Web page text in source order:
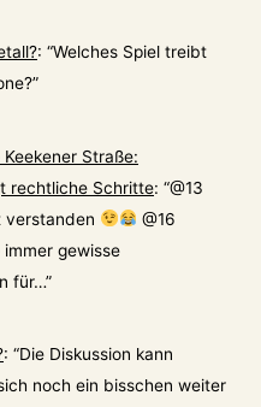
: “Welches Spiel treibt
”
Keekener Straße:
rechtliche Schritte: “@13
verstanden
@16
gewisse
für…”
: “Die Diskussion kann
noch ein bisschen weiter